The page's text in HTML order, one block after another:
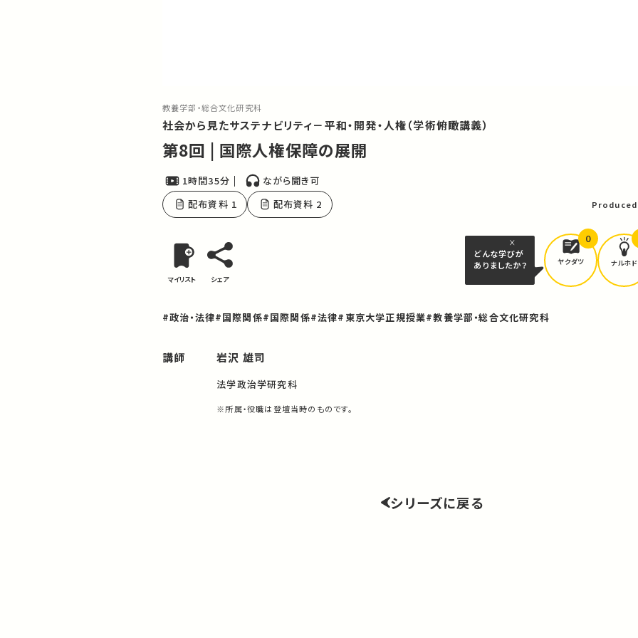
教養学部・総合文化研究科
社会から見たサステナビリティ－平和・開発・人権（学術俯瞰講義）
第8回 | 国際人権保障の展開
1時間35分
ながら聞き可
配布資料 1
配布資料 2
マイリスト シェア
どんな学びが
ありましたか？
ヤクダツ
0
ナルホド
#政治・法律#国際関係#国際関係#法律#東京大学正規授業#教養学部・総合文化研究科
講師 岩沢 雄司
法学政治学研究科
※所属・役職は登壇当時のものです。
シリーズに戻る